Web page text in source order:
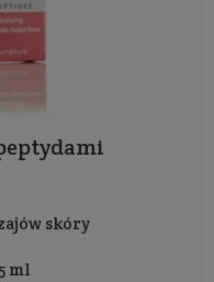
skóry
ml